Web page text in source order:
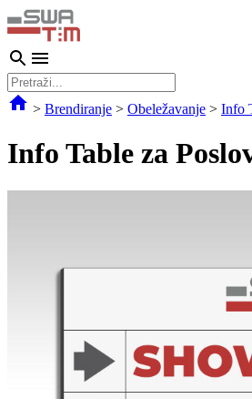
> Brendiranje > Obeležavanje > Info
Info Table za